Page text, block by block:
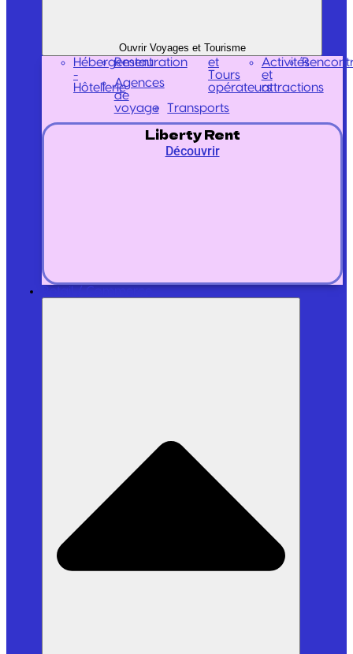
Ouvrir Voyages et Tourisme
Hébergement
-
Hôtellerie
Restauration
Agences
de
voyage
et
Tours
opérateurs
Transports
Activités
et
attractions
Liberty Rent
Découvrir
Retail / Commerce